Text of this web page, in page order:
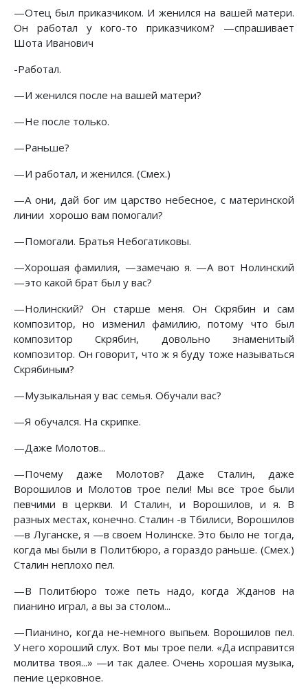
—Отец был приказчиком. И женился на вашей матери.
Он работал у кого-то приказчиком? —спрашивает
Шота Иванович
-Работал.
—И женился после на вашей матери?
—Не после только.
—Раньше?
—И работал, и женился. (Смех.)
—А они, дай бог им царство небесное, с материнской
линии хорошо вам помогали?
—Помогали. Братья Небогатиковы.
—Хорошая фамилия, —замечаю я. —А вот Нолинский
—это какой брат был у вас?
—Нолинский? Он старше меня. Он Скрябин и сам
композитор, но изменил фамилию, потому что был
композитор Скрябин, довольно знаменитый
композитор. Он говорит, что ж я буду тоже называться
Скрябиным?
—Музыкальная у вас семья. Обучали вас?
—Я обучался. На скрипке.
—Даже Молотов...
—Почему даже Молотов? Даже Сталин, даже
Ворошилов и Молотов трое пели! Мы все трое были
певчими в церкви. И Сталин, и Ворошилов, и я. В
разных местах, конечно. Сталин -в Тбилиси, Ворошилов
—в Луганске, я —в своем Нолинске. Это было не тогда,
когда мы были в Политбюро, а гораздо раньше. (Смех.)
Сталин неплохо пел.
—В Политбюро тоже петь надо, когда Жданов на
пианино играл, а вы за столом...
—Пианино, когда не-немного выпьем. Ворошилов пел.
У него хороший слух. Вот мы трое пели. «Да исправится
молитва твоя...» —и так далее. Очень хорошая музыка,
пение церковное.